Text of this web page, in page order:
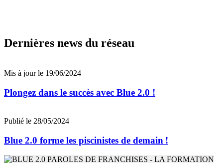
Dernières news du réseau
Mis à jour le 19/06/2024
Plongez dans le succès avec Blue 2.0 !
Publié le 28/05/2024
Blue 2.0 forme les piscinistes de demain !